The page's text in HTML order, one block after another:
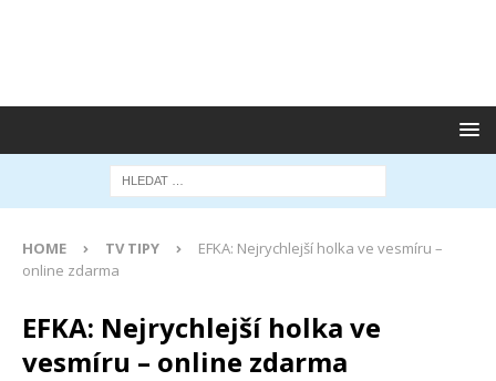
HOME TV TIPY
EFKA: Nejrychlejší holka ve vesmíru –
online zdarma
EFKA: Nejrychlejší holka ve
vesmíru – online zdarma